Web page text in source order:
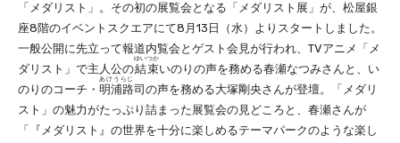
「メダリスト」。その初の展覧会となる「メダリスト展」が、松屋銀
座8階のイベントスクエアにて8月13日（水）よりスタートしました。
一般公開に先立って報道内覧会とゲスト会見が行われ、TVアニメ「メ
ダリスト」で主人公の結束
ゆいつか
いのりの声を務める春瀬なつみさんと、い
のりのコーチ・ 明浦路
あけうらじ
司の声を務める大塚剛央さんが登壇。「メダリ
スト」の魅力がたっぷり詰まった展覧会の見どころと、春瀬さんが
「『メダリスト』の世界を十分に楽しめるテーマパークのような楽し